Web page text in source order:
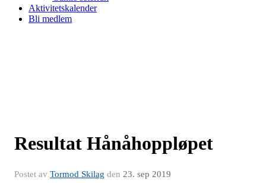
Aktivitetskalender
Bli medlem
Resultat Hånåhoppløpet
Postet av Tormod Skilag den 23. sep 2019